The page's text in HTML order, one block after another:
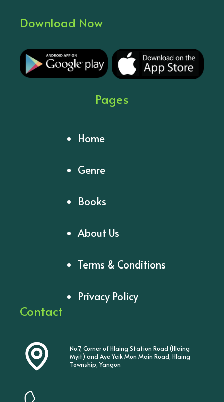
Download Now
Pages
Home
Genre
Books
About Us
Terms & Conditions
Privacy Policy
Contact
No.7, Corner of Hlaing Station Road (Hlaing
Myit) and Aye Yeik Mon Main Road, Hlaing
Township, Yangon